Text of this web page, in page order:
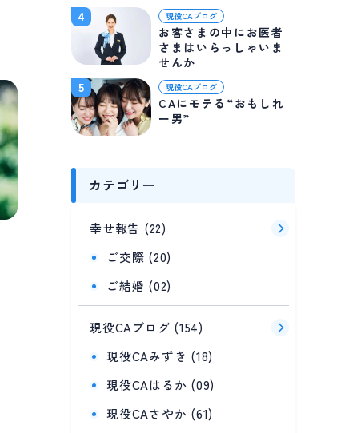
4
現役CAブログ
お客さまの中にお医者
さまはいらっしゃいま
せんか
5
現役CAブログ
CAにモテる“おもしれ
ー男”
カテゴリー
幸せ報告 (22)
ご交際 (20)
ご結婚 (02)
現役CAブログ (154)
現役CAみずき (18)
現役CAはるか (09)
現役CAさやか (61)